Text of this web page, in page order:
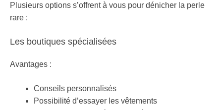
Plusieurs options s’offrent à vous pour dénicher la perle
rare :
Les boutiques spécialisées
Avantages :
Conseils personnalisés
Possibilité d’essayer les vêtements